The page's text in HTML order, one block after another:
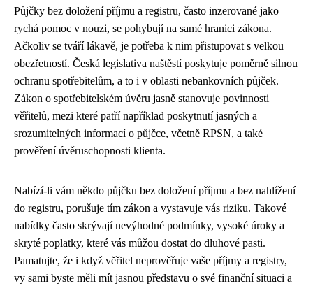
Půjčky bez doložení příjmu a registru, často inzerované jako
rychá pomoc v nouzi, se pohybují na samé hranici zákona.
Ačkoliv se tváří lákavě, je potřeba k nim přistupovat s velkou
obezřetností. Česká legislativa naštěstí poskytuje poměrně silnou
ochranu spotřebitelům, a to i v oblasti nebankovních půjček.
Zákon o spotřebitelském úvěru jasně stanovuje povinnosti
věřitelů, mezi které patří například poskytnutí jasných a
srozumitelných informací o půjčce, včetně RPSN, a také
prověření úvěruschopnosti klienta.
Nabízí-li vám někdo půjčku bez doložení příjmu a bez nahlížení
do registru, porušuje tím zákon a vystavuje vás riziku. Takové
nabídky často skrývají nevýhodné podmínky, vysoké úroky a
skryté poplatky, které vás můžou dostat do dluhové pasti.
Pamatujte, že i když věřitel neprověřuje vaše příjmy a registry,
vy sami byste měli mít jasnou představu o své finanční situaci a